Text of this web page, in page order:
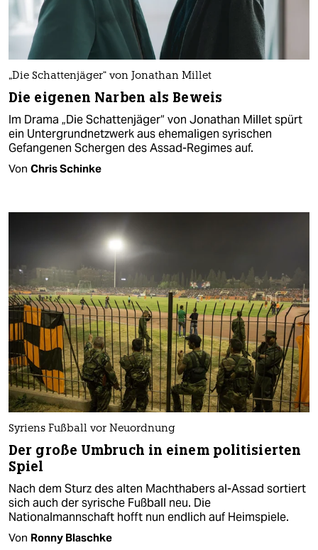
„Die Schattenjäger“ von Jonathan Millet
Die eigenen Narben als Beweis
Im Drama „Die Schattenjäger“ von Jonathan Millet spürt
ein Untergrundnetzwerk aus ehemaligen syrischen
Gefangenen Schergen des Assad-Regimes auf.
Von Chris Schinke
Syriens Fußball vor Neuordnung
Der große Umbruch in einem politisierten
Spiel
Nach dem Sturz des alten Machthabers al-Assad sortiert
sich auch der syrische Fußball neu. Die
Nationalmannschaft hofft nun endlich auf Heimspiele.
Von Ronny Blaschke